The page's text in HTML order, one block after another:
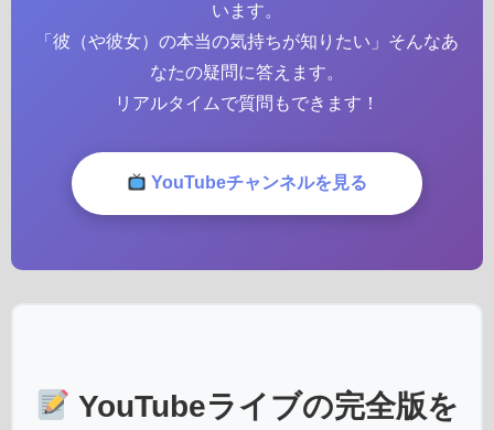
います。
「彼（や彼女）の本当の気持ちが知りたい」そんなあ
なたの疑問に答えます。
リアルタイムで質問もできます！
YouTubeチャンネルを見る
YouTubeライブの完全版を